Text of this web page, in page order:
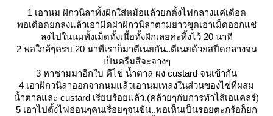
1 เอานม ฝักวนิลาทั้งฝักใส่หม้อแล้วยกตั้งไฟกลางแค่เดือด
พอเดือดยกลงแล้วเอามีดผ่าฝักวนิลาตามยาวขุดเอาเม็ดออกแช่
ลงไปในนมทั้งเม็ดทั้งเนื้อทั้งฝักเลยค่ะทิ้งไว้ 20 นาที
2 พอใกล้ๆครบ 20 นาทีเราก็มาตีเนยกัน..ตีเนยด้วยสปีดกลางจน
เป็นครีมสีจะจางๆ
3 หาชามมาอีกใบ ตีไข่ น้ำตาล ผง custard จนเข้ากัน
4 เอาฝักวนิลาออกจากนมแล้วเอานมเทลงในส่วนของไข่ที่ผสม
น้ำตาลและ custard เรียบร้อยแล้ว.(คล้ายๆกับการทำไส้เอแคลร์)
5 เอาไปตั้งไฟอ่อนๆคนเรื่อยๆจนข้น..พอเห็นเป็นรอยตะกร้อก็ยก